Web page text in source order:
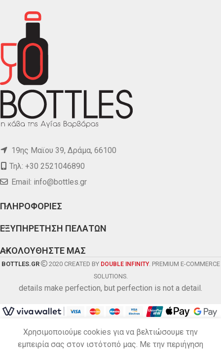
19ης Μαϊου 39, Δράμα, 66100
Τηλ: +30 2521046890
Email: info@bottles.gr
ΠΛΗΡΟΦΟΡΙΕΣ
ΕΞΥΠΗΡΕΤΗΣΗ ΠΕΛΑΤΩΝ
ΑΚΟΛΟΥΘΗΣΤΕ ΜΑΣ
BOTTLES.GR 2020 CREATED BY DOUBLE INFINITY. PREMIUM E-COMMERCE
SOLUTIONS.
details make perfection, but perfection is not a detail.
Χρησιμοποιούμε cookies για να βελτιώσουμε την
εμπειρία σας στον ιστότοπό μας. Με την περιήγηση
LUXARDO LIMONCELLO
0